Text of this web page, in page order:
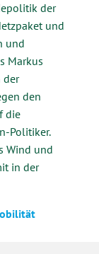
der
und
und
Markus
der
den
die
Politiker.
Wind und
in der